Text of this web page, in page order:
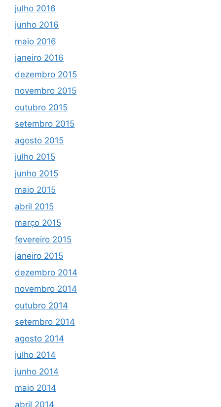
julho 2016
junho 2016
maio 2016
janeiro 2016
dezembro 2015
novembro 2015
outubro 2015
setembro 2015
agosto 2015
julho 2015
junho 2015
maio 2015
abril 2015
março 2015
fevereiro 2015
janeiro 2015
dezembro 2014
novembro 2014
outubro 2014
setembro 2014
agosto 2014
julho 2014
junho 2014
maio 2014
abril 2014